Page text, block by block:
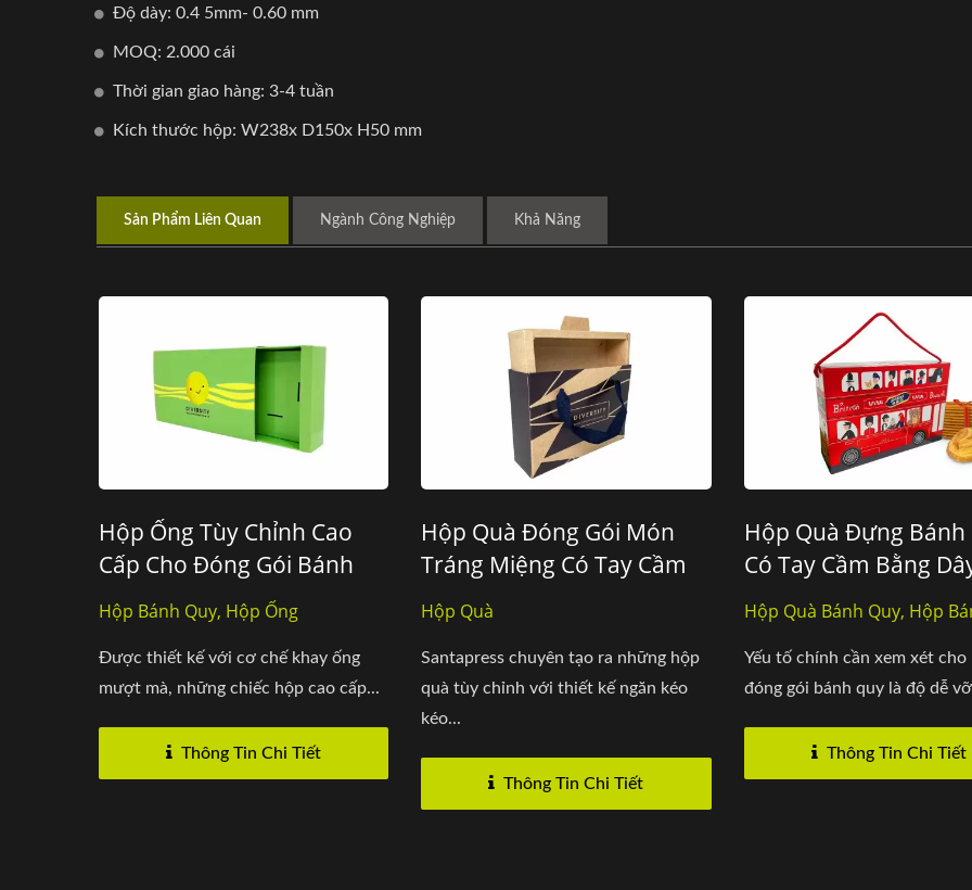
Độ dày: 0.4 5mm- 0.60 mm
MOQ: 2.000 cái
Thời gian giao hàng: 3-4 tuần
Kích thước hộp: W238x D150x H50 mm
Sản Phẩm Liên Quan Ngành Công Nghiệp Khả Năng
Hộp Ống Tùy Chỉnh Cao
Cấp Cho Đóng Gói Bánh
Quy Cao Cấp
Hộp Bánh Quy, Hộp Ống
Được thiết kế với cơ chế khay ống
mượt mà, những chiếc hộp cao cấp...
Thông Tin Chi Tiết
Hộp Quà Đóng Gói Món
Tráng Miệng Có Tay Cầm
Tùy Chỉnh
Hộp Quà
Santapress chuyên tạo ra những hộp
quà tùy chỉnh với thiết kế ngăn kéo
kéo...
Thông Tin Chi Tiết
Hộp Quà Đựng Bánh
Có Tay Cầm Bằng
Hộp Quà Bánh Quy, Hộp
Yếu tố chính cần xem xét cho
đóng gói bánh quy là độ dễ
Thông Tin Chi Tiết